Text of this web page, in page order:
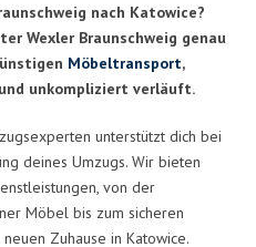
nach Katowice?
Wexler Braunschweig genau
Möbeltransport,
unkompliziert verläuft.
unterstützt dich bei
deines Umzugs. Wir bieten
von der
Möbel bis zum sicheren
Zuhause in Katowice.